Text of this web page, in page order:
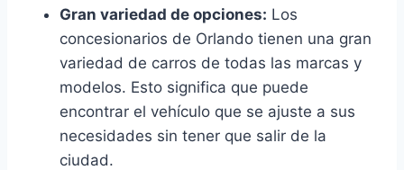
Gran variedad de opciones: Los
concesionarios de Orlando tienen una gran
variedad de carros de todas las marcas y
modelos. Esto significa que puede
encontrar el vehículo que se ajuste a sus
necesidades sin tener que salir de la
ciudad.